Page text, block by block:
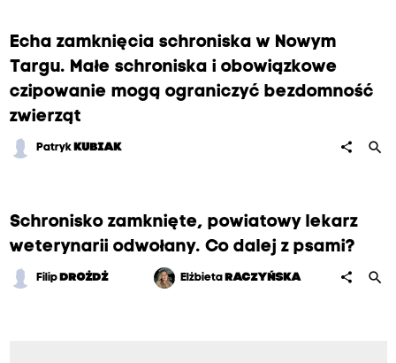
Echa zamknięcia schroniska w Nowym
Targu. Małe schroniska i obowiązkowe
czipowanie mogą ograniczyć bezdomność
zwierząt
Patryk KUBIAK share search
Schronisko zamknięte, powiatowy lekarz
weterynarii odwołany. Co dalej z psami?
Filip DROŻDŻ Elżbieta RACZYŃSKA share search